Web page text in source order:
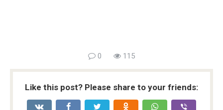
0 115
Like this post? Please share to your friends: